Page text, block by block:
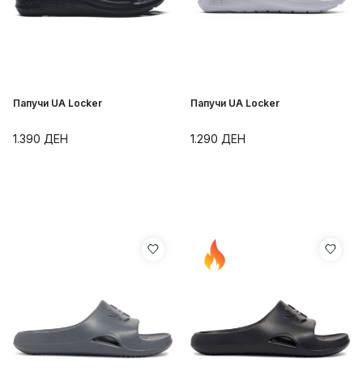
Папучи UA Locker
1.390 ДЕН
Папучи UA Locker
1.290 ДЕН